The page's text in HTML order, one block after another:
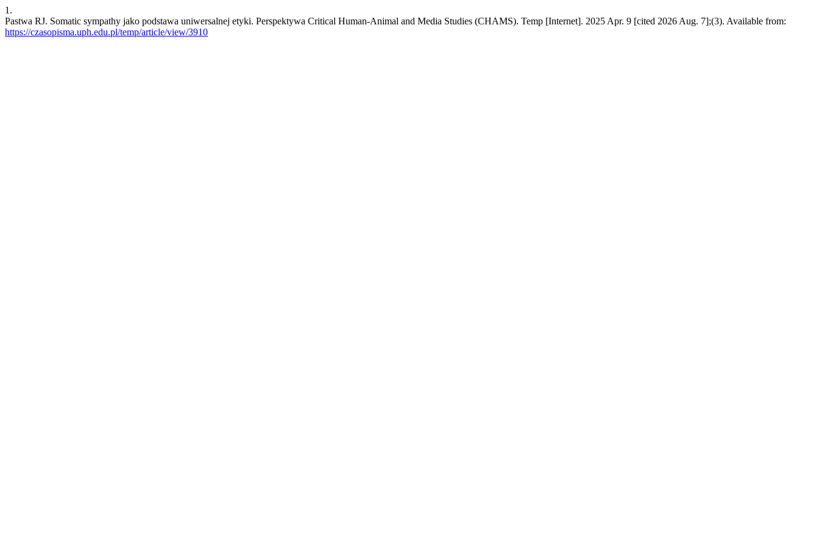
1.
Pastwa RJ. Somatic sympathy jako podstawa uniwersalnej etyki. Perspektywa Critical Human-Animal and Media Studies (CHAMS). Temp [Internet]. 2025 Apr. 9 [cited 2026 Aug. 7];(3). Available from:
https://czasopisma.uph.edu.pl/temp/article/view/3910